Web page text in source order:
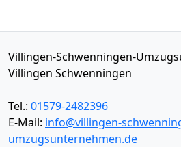
Villingen-Schwenningen-
Villingen Schwenningen
Tel.: 01579-2482396
E-Mail: info@villingen-
umzugsunternehmen.de